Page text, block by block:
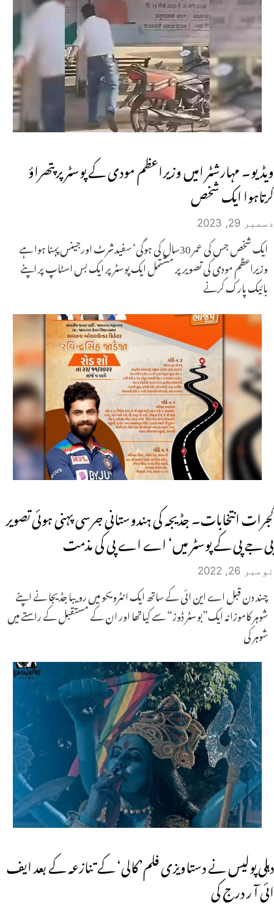
ویڈیو۔ مہارشٹر امیں وزیراعظم مودی کے پوسٹر پرپتھراؤ
کرتاہوا ایک شخص
دسمبر 29, 2023
ایک شخص جس کی عمر 30سال کی ہوگی‘ سفیدشرٹ اورجینس پہنا ہوا ہے
وزیراعظم مودی کی تصویر پر مشتمل ایک پوسٹر پر ایک بس اسٹاپ پر اپنے
بائیک پارک کرنے
گجرات انتخابات۔ جڈیجہ کی ہندوستانی جرسی پہنی ہوئی تصویر
بی جے پی کے پوسٹر میں‘ اے اے پی کی مذمت
نومبر 26, 2022
چند دن قبل اے این ائی کے ساتھ ایک انٹرویحو میں رویبا جڈیجا نے اپنے
شوہر کاموزانہ ایک”بوسٹر ڈوز“ سے کیاتھا اور ان کے مستقبل کے راستے میں
شوہر کی
دہلی پولیس نے دستاویزی فلم’کالی‘ کے تنازعہ کے بعد ایف
ائی آ ر درج کی